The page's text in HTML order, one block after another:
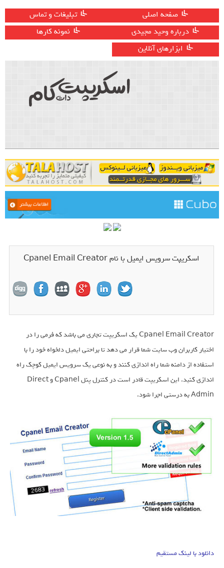
صفحه اصلی
تبلیغات و تماس
درباره وحید مجیدی
نمونه کارها
ابزارهای آنلاین
اسکریپت سرویس ایمیل با نام Cpanel Email Creator
Cpanel Email Creator یک اسکریپت تجاری می باشد که فرمی را در
اختیار کاربران وب سایت شما قرار می دهد تا براحتی ایمیل دلخواه خود را با
استفاده از دامنه شما راه اندازی کنند و به نوعی یک سرویس ایمیل کوچک راه
اندازی کنید. این اسکریپت قادر است در کنترل پنل Cpanel و Direct
Admin به درستی اجرا شود.
دانلود با لینک مستقیم